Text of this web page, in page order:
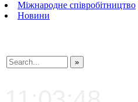
Міжнародне співробітництво
Новини